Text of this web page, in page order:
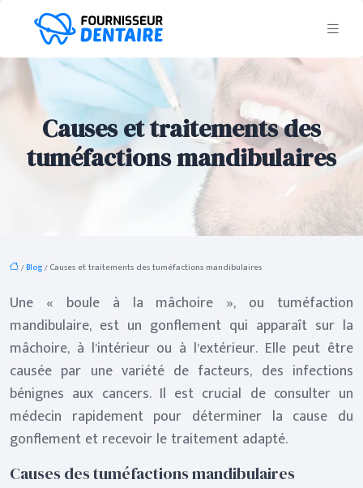
Causes et traitements des
tuméfactions mandibulaires
/Blog/ Causes et traitements des tuméfactions mandibulaires
Une « boule à la mâchoire », ou tuméfaction
mandibulaire, est un gonflement qui apparaît sur la
mâchoire, à l’intérieur ou à l’extérieur. Elle peut être
causée par une variété de facteurs, des infections
bénignes aux cancers. Il est crucial de consulter un
médecin rapidement pour déterminer la cause du
gonflement et recevoir le traitement adapté.
Causes des tuméfactions mandibulaires